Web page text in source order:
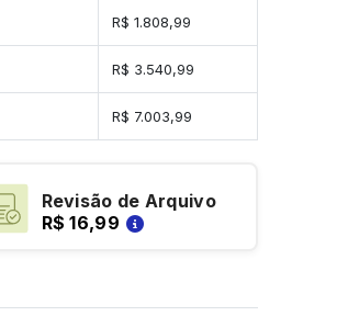
R$ 1.808,99
R$ 3.540,99
R$ 7.003,99
Revisão de Arquivo
R$ 16,99